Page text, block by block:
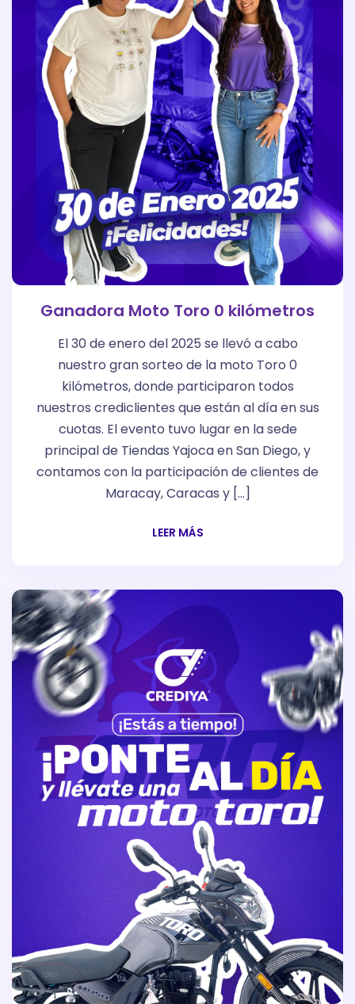
Ganadora Moto Toro 0 kilómetros
El 30 de enero del 2025 se llevó a cabo
nuestro gran sorteo de la moto Toro 0
kilómetros, donde participaron todos
nuestros crediclientes que están al día en sus
cuotas. El evento tuvo lugar en la sede
principal de Tiendas Yajoca en San Diego, y
contamos con la participación de clientes de
Maracay, Caracas y […]
LEER MÁS